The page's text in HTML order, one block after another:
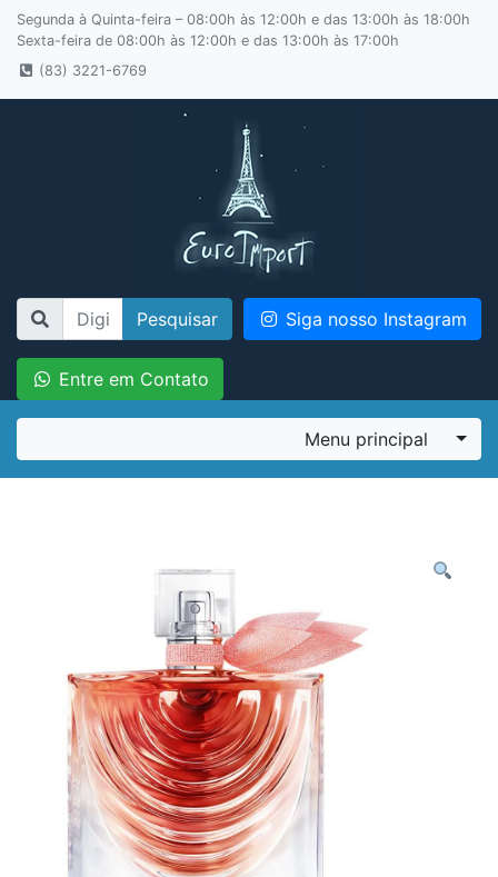
Segunda à Quinta-feira – 08:00h às 12:00h e das 13:00h às 18:00h
Sexta-feira de 08:00h às 12:00h e das 13:00h às 17:00h
(83) 3221-6769
Pesquisar Siga nosso Instagram
Entre em Contato
Menu principal